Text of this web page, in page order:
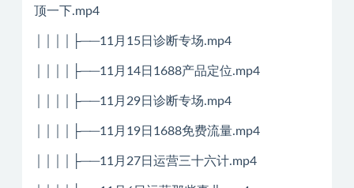
顶一下.mp4
││││├──11月15日诊断专场.mp4
││││├──11月14日1688产品定位.mp4
││││├──11月29日诊断专场.mp4
││││├──11月19日1688免费流量.mp4
││││├──11月27日运营三十六计.mp4